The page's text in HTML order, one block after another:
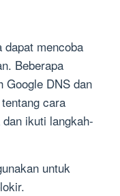
mencoba
Beberapa
Google DNS dan
cara
ikuti langkah-
untuk